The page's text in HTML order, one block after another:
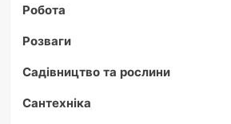
Робота
Розваги
Садівництво та рослини
Сантехніка